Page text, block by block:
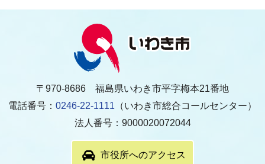
〒970-8686 福島県いわき市平字梅本21番地
電話番号： 0246-22-1111 （いわき市総合コールセンター）
法人番号：9000020072044
市役所へのアクセス